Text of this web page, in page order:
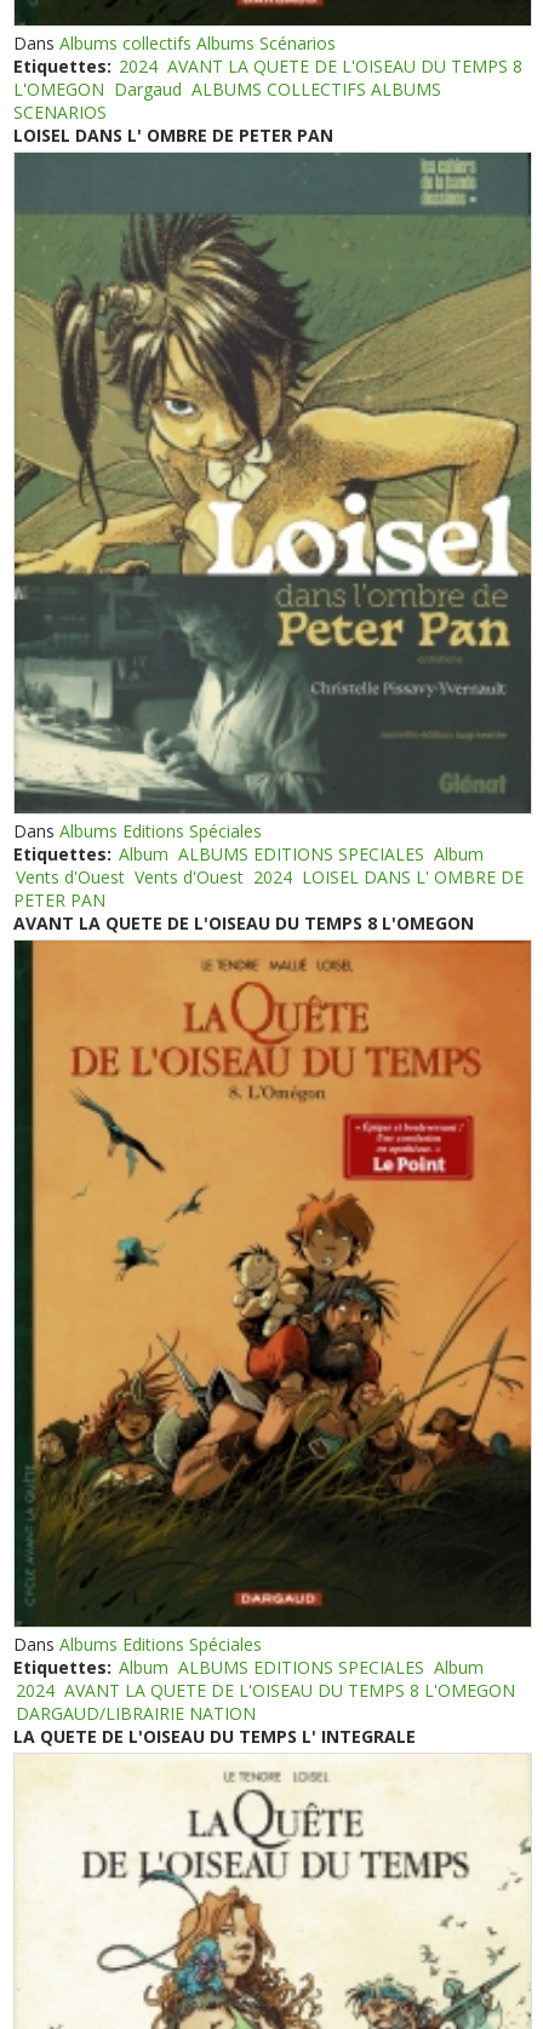
DansAlbums collectifs Albums Scénarios
Etiquettes: 2024 AVANT LA QUETE DE L'OISEAU DU TEMPS 8
L'OMEGON Dargaud ALBUMS COLLECTIFS ALBUMS
SCENARIOS
LOISEL DANS L' OMBRE DE PETER PAN
DansAlbums Editions Spéciales
Etiquettes: Album ALBUMS EDITIONS SPECIALES Album
Vents d'Ouest Vents d'Ouest 2024 LOISEL DANS L' OMBRE DE
PETER PAN
AVANT LA QUETE DE L'OISEAU DU TEMPS 8 L'OMEGON
DansAlbums Editions Spéciales
Etiquettes: Album ALBUMS EDITIONS SPECIALES Album
2024 AVANT LA QUETE DE L'OISEAU DU TEMPS 8 L'OMEGON
DARGAUD/LIBRAIRIE NATION
LA QUETE DE L'OISEAU DU TEMPS L' INTEGRALE